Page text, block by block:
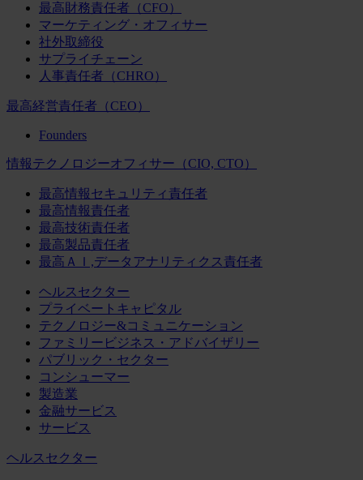
最高財務責任者（CFO）
マーケティング・オフィサー
社外取締役
サプライチェーン
人事責任者（CHRO）
最高経営責任者（CEO）
Founders
情報テクノロジーオフィサー（CIO, CTO）
最高情報セキュリティ責任者
最高情報責任者
最高技術責任者
最高製品責任者
最高ＡＩ,データアナリティクス責任者
ヘルスセクター
プライベートキャピタル
テクノロジー&コミュニケーション
ファミリービジネス・アドバイザリー
パブリック・セクター
コンシューマー
製造業
金融サービス
サービス
ヘルスセクター